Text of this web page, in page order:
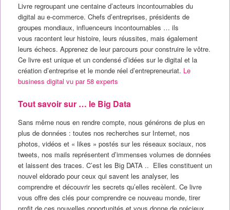
Livre regroupant une centaine d’acteurs incontournables du
digital au e-commerce. Chefs d’entreprises, présidents de
groupes mondiaux, influenceurs incontournables … ils
vous racontent leur histoire, leurs réussites, mais également
leurs échecs. Apprenez de leur parcours pour construire le vôtre.
Ce livre est unique et un condensé d’idées sur le digital et la
création d’entreprise et le monde réel d’entrepreneuriat. Le
business digital vu par 58 experts
Tout savoir sur … le Big Data
Sans même nous en rendre compte, nous générons de plus en
plus de données : toutes nos recherches sur Internet, nos
photos, vidéos et « likes » postés sur les réseaux sociaux, nos
tweets, nos mails représentent d’immenses volumes de données
et laissent des traces. C’est les Big DATA .. Elles constituent un
nouvel eldorado pour ceux qui savent les analyser, les
comprendre et découvrir les secrets qu’elles recèlent. Ce livre
vous offre des clés pour comprendre ce nouveau monde, tirer